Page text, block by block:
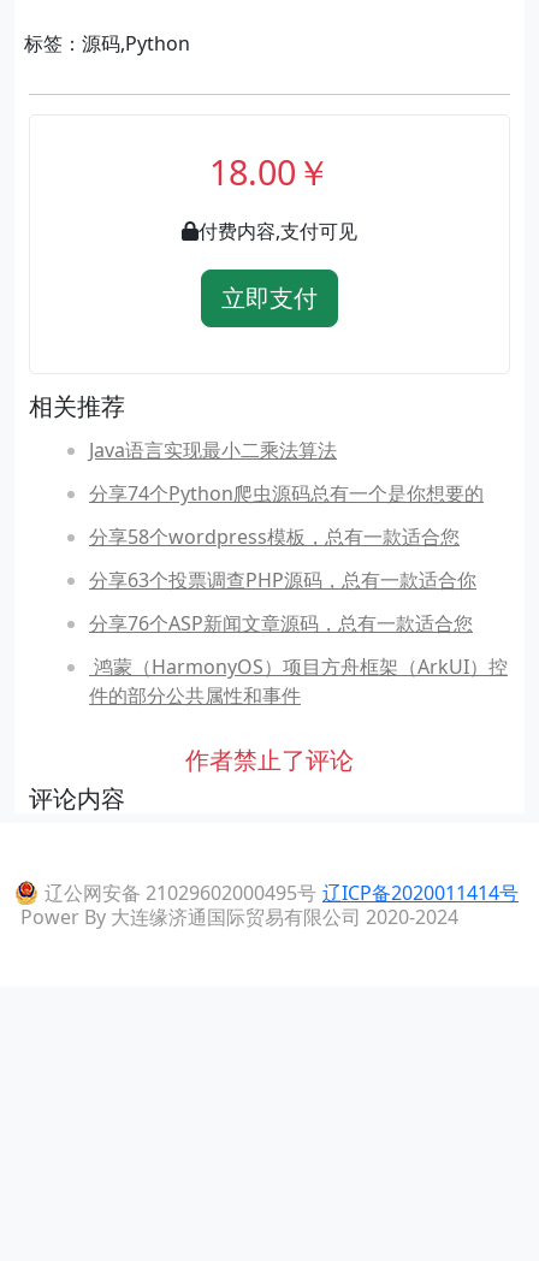
标签：源码,Python
18.00￥
付费内容,支付可见
立即支付
相关推荐
Java语言实现最小二乘法算法
分享74个Python爬虫源码总有一个是你想要的
分享58个wordpress模板，总有一款适合您
分享63个投票调查PHP源码，总有一款适合你
分享76个ASP新闻文章源码，总有一款适合您
​ 鸿蒙（HarmonyOS）项目方舟框架（ArkUI）控
件的部分公共属性和事件
作者禁止了评论
评论内容
辽公网安备 21029602000495号 辽ICP备2020011414号
Power By 大连缘济通国际贸易有限公司 2020-2024